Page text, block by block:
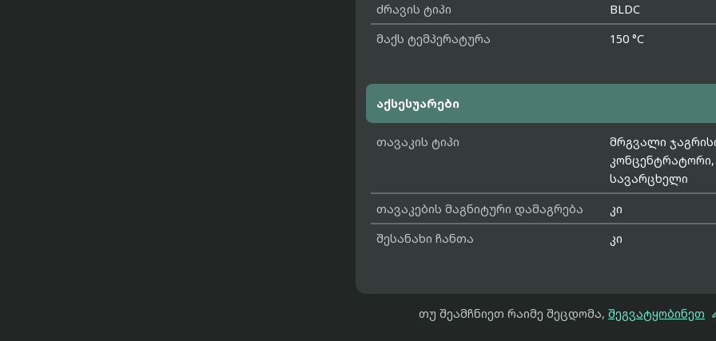
ძრავის ტიპი
BLDC
მაქს ტემპერატურა
150 °C
აქსესუარები
თავაკის ტიპი
მრგვალი
კონცენტრატორი,
სავარცხელი
თავაკების მაგნიტური დამაგრება
კი
შესანახი ჩანთა
კი
თუ შეამჩნიეთ რაიმე შეცდომა,შეგვატყობინეთ